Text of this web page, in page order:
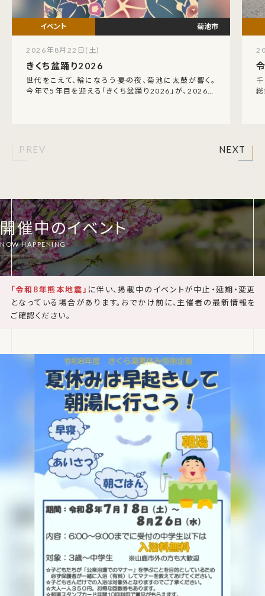
令和8年 藤崎八旛宮例大祭
千年以上つづく祈りと熱気が、熊本の秋を動かす。熊本
総鎮守・藤崎八旛宮の「例大祭」は、昔から肥後国最大
熊本市
2026年9月13日(日) ～ 20日(日)
PREV NEXT
開催中のイベント
「令和8年熊本地震」 に伴い、掲載中のイベントが中止・延期・変更
となっている場合があります。おでかけ前に、主催者の最新情報を
ご確認ください。